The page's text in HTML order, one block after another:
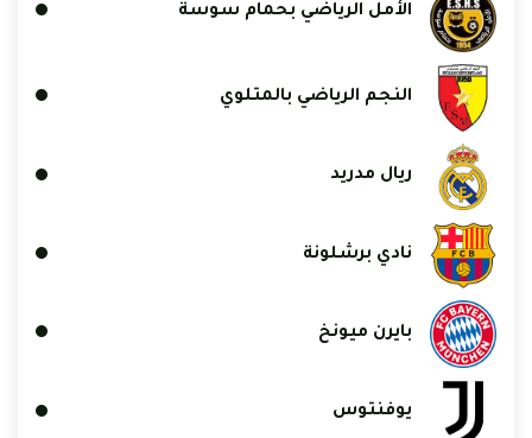
الأمل الرياضي بحمام سوسة
النجم الرياضي بالمتلوي
ريال مدريد
نادي برشلونة
بايرن ميونخ
يوفنتوس